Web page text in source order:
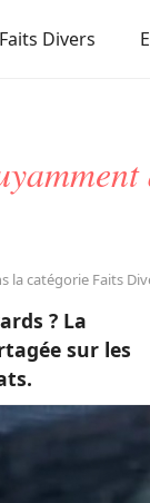
Faits Divers
la catégorie Faits
? La
sur les